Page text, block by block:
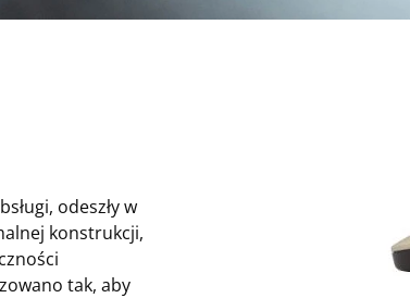
odeszły w
konstrukcji,
tak, aby